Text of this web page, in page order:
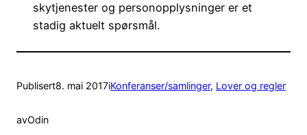
skytjenester og personopplysninger er et
stadig aktuelt spørsmål.
Publisert8. mai 2017iKonferanser/samlinger, Lover og regler
avOdin